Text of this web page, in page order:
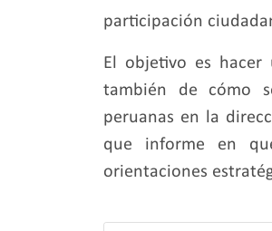
participación
El objetivo es hacer
también de cómo
peruanas en la
que informe en
orientaciones